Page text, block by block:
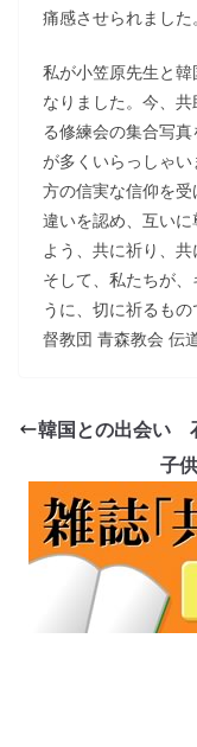
痛感させられました。
私が小笠原先生と
なりました。今、
る修練会の集合写
が多くいらっしゃ
方の信実な信仰を
違いを認め、互い
よう、共に祈り、共
そして、私たちが
うに、切に祈るも
督教団 青森教会 伝道
韓国との出会い
子